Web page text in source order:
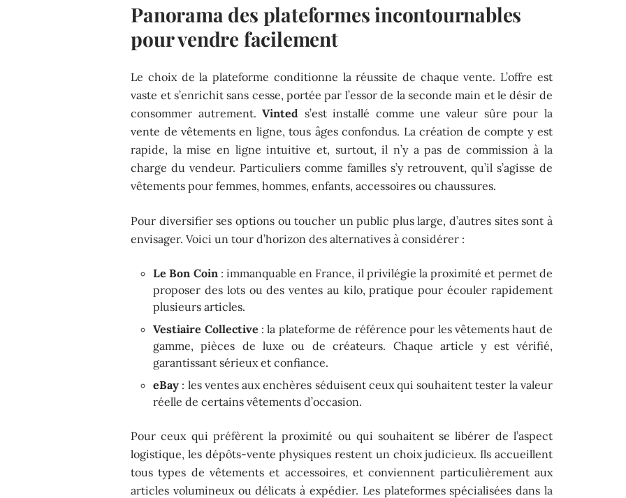
Panorama des plateformes incontournables
pour vendre facilement
Le choix de la plateforme conditionne la réussite de chaque vente. L’offre est
vaste et s’enrichit sans cesse, portée par l’essor de la seconde main et le désir de
consommer autrement.Vinted s’est installé comme une valeur sûre pour la
vente de vêtements en ligne, tous âges confondus. La création de compte y est
rapide, la mise en ligne intuitive et, surtout, il n’y a pas de commission à la
charge du vendeur. Particuliers comme familles s’y retrouvent, qu’il s’agisse de
vêtements pour femmes, hommes, enfants, accessoires ou chaussures.
Pour diversifier ses options ou toucher un public plus large, d’autres sites sont à
envisager. Voici un tour d’horizon des alternatives à considérer :
Le Bon Coin: immanquable en France, il privilégie la proximité et permet de
proposer des lots ou des ventes au kilo, pratique pour écouler rapidement
plusieurs articles.
Vestiaire Collective : la plateforme de référence pour les vêtements haut de
gamme, pièces de luxe ou de créateurs. Chaque article y est vérifié,
garantissant sérieux et confiance.
eBay : les ventes aux enchères séduisent ceux qui souhaitent tester la valeur
réelle de certains vêtements d’occasion.
Pour ceux qui préfèrent la proximité ou qui souhaitent se libérer de l’aspect
logistique, les dépôts-vente physiques restent un choix judicieux. Ils accueillent
tous types de vêtements et accessoires, et conviennent particulièrement aux
articles volumineux ou délicats à expédier. Les plateformes spécialisées dans la